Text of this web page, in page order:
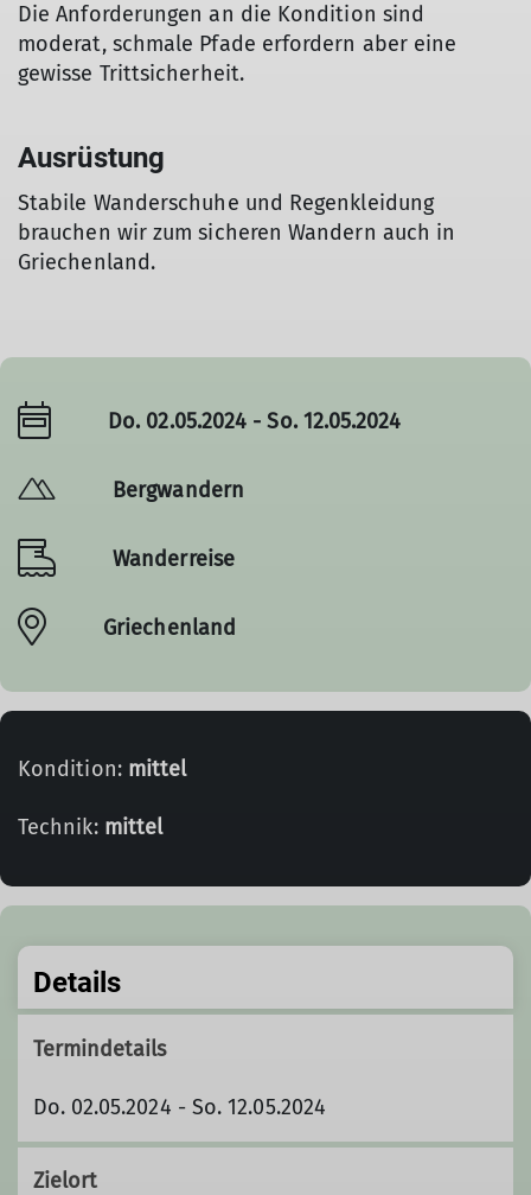
Die Anforderungen an die Kondition sind
moderat, schmale Pfade erfordern aber eine
gewisse Trittsicherheit.
Ausrüstung
Stabile Wanderschuhe und Regenkleidung
brauchen wir zum sicheren Wandern auch in
Griechenland.
Do. 02.05.2024 - So. 12.05.2024
Bergwandern
Wanderreise
Griechenland
Kondition: mittel
Technik: mittel
Details
Termindetails
Do. 02.05.2024 - So. 12.05.2024
Zielort